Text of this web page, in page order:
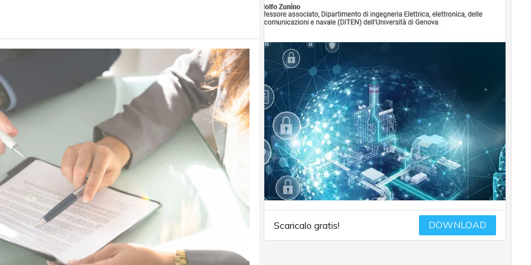
Scaricalo gratis! DOWNLOAD